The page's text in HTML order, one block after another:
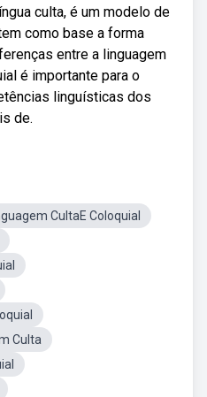
culta, é um modelo de
como base a forma
entre a linguagem
é importante para o
linguísticas dos
de.
CultaE Coloquial
Culta